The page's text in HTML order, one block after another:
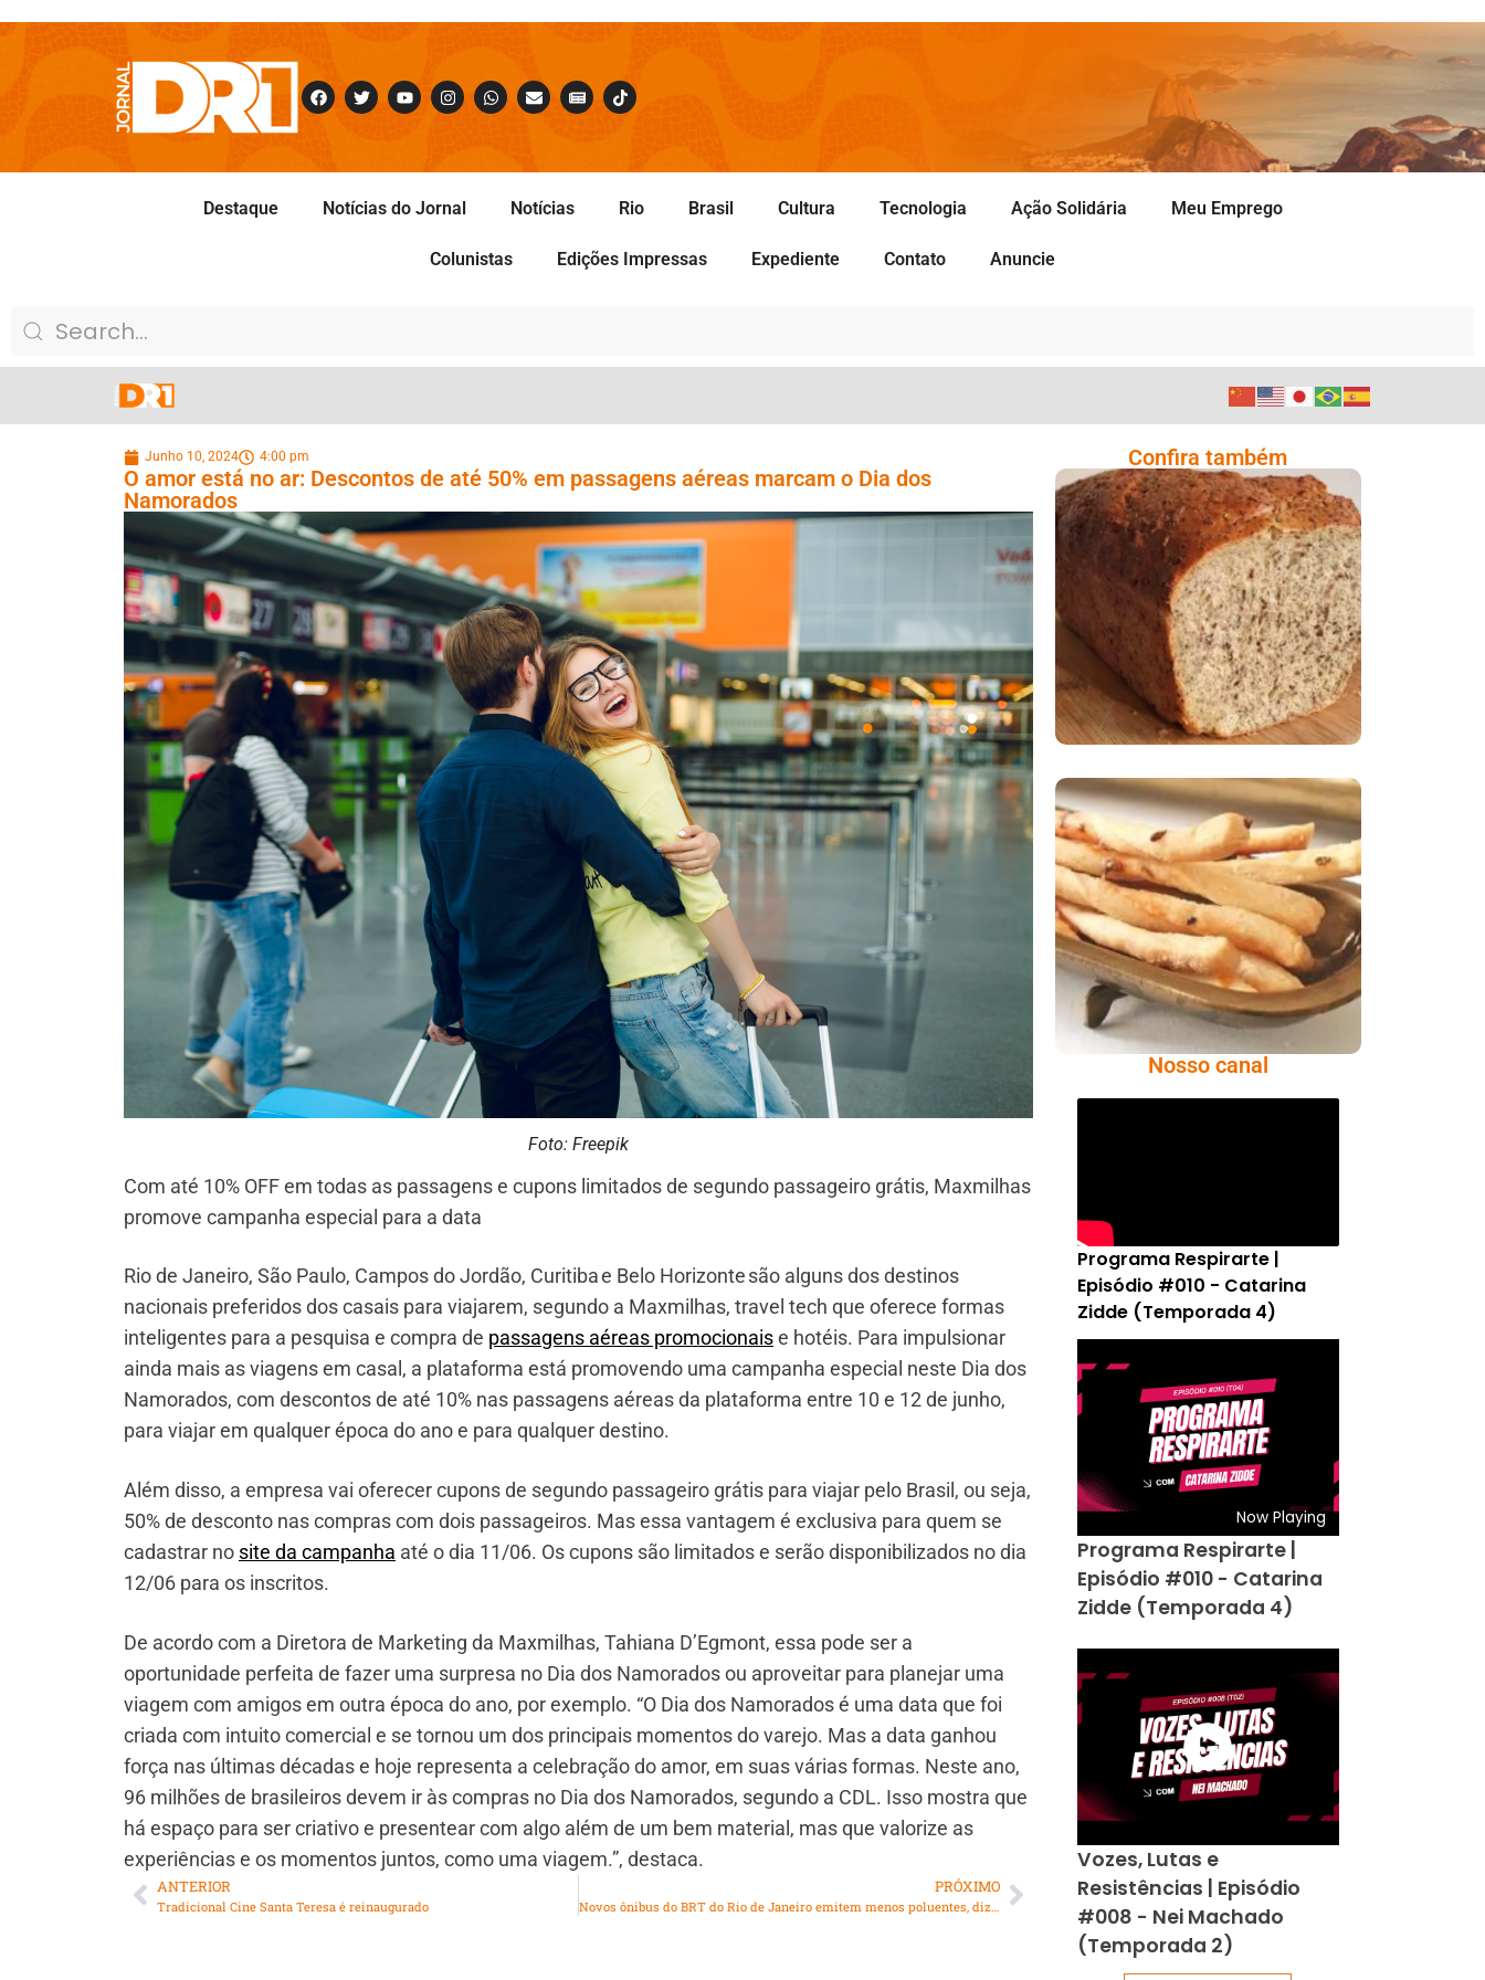
Destaque Notícias do Jornal Notícias Rio Brasil Cultura Tecnologia Ação Solidária Meu Emprego
Colunistas Edições Impressas Expediente Contato Anuncie
Junho 10, 2024 4:00 pm
O amor está no ar: Descontos de até 50% em passagens aéreas marcam o Dia dos
Namorados
Foto: Freepik
Com até 10% OFF em todas as passagens e cupons limitados de segundo passageiro grátis, Maxmilhas
promove campanha especial para a data
Rio de Janeiro, São Paulo, Campos do Jordão, Curitiba e Belo Horizonte são alguns dos destinos
nacionais preferidos dos casais para viajarem, segundo a Maxmilhas, travel tech que oferece formas
inteligentes para a pesquisa e compra de passagens aéreas promocionaise hotéis. Para impulsionar
ainda mais as viagens em casal, a plataforma está promovendo uma campanha especial neste Dia dos
Namorados, com descontos de até 10% nas passagens aéreas da plataforma entre 10 e 12 de junho,
para viajar em qualquer época do ano e para qualquer destino.
Além disso, a empresa vai oferecer cupons de segundo passageiro grátis para viajar pelo Brasil, ou seja,
50% de desconto nas compras com dois passageiros. Mas essa vantagem é exclusiva para quem se
cadastrar no site da campanha até o dia 11/06. Os cupons são limitados e serão disponibilizados no dia
12/06 para os inscritos.
De acordo com a Diretora de Marketing da Maxmilhas, Tahiana D’Egmont, essa pode ser a
oportunidade perfeita de fazer uma surpresa no Dia dos Namorados ou aproveitar para planejar uma
viagem com amigos em outra época do ano, por exemplo. “O Dia dos Namorados é uma data que foi
criada com intuito comercial e se tornou um dos principais momentos do varejo. Mas a data ganhou
força nas últimas décadas e hoje representa a celebração do amor, em suas várias formas. Neste ano,
96 milhões de brasileiros devem ir às compras no Dia dos Namorados, segundo a CDL. Isso mostra que
há espaço para ser criativo e presentear com algo além de um bem material, mas que valorize as
experiências e os momentos juntos, como uma viagem.”, destaca.
ANTERIOR
Tradicional Cine Santa Teresa é reinaugurado
PRÓXIMO
Novos ônibus do BRT do Rio de Janeiro emitem menos poluentes, diz pesquisa do CTC/PUC-Rio
Confira também
Comer Bem: Pão Low
Carb
Comer Bem:
Palitinhos De Cebola
E Salsa
Nosso canal
Programa Respirarte |
Episódio #010 - Catarina
Zidde (Temporada 4)
Now Playing
Programa Respirarte |
Episódio #010 - Catarina
Zidde (Temporada 4)
Vozes, Lutas e
Resistências | Episódio
#008 - Nei Machado
(Temporada 2)